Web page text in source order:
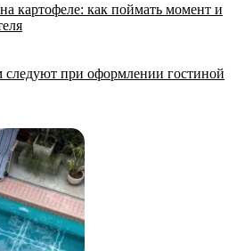
картофеле: как поймать момент и
следуют при оформлении гостиной